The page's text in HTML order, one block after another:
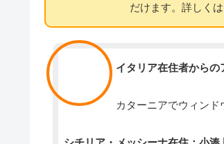
だけます。詳しく
イタリア在住者からの
カターニアでウィン